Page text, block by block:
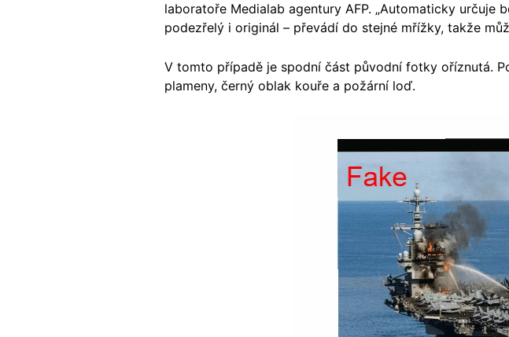
laboratoře Medialab agentury AFP. „Automaticky
podezřelý i originál – převádí do stejné mřížky, takže
V tomto případě je spodní část původní fotky oříznutá.
plameny, černý oblak kouře a požární loď.